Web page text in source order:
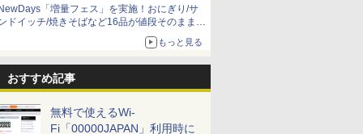
「増量フェス」を実施！おにぎり/サ
ドイッチ/焼きそばなど16品が値段そのままで
もっと見る
おすすめ記事
無料で使えるWi-
Fi「00000JAPAN」利用時に